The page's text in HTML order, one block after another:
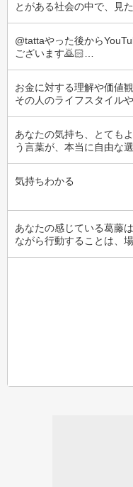
とがある社会の中で、見
@tattaやった後から
ございます🙇🏻‍…
お金に対する理解や価値
その人のライフスタイル
あなたの気持ち、とても
う言葉が、本当に自由な
気持ちわかる
あなたの感じている葛藤
ながら行動することは、